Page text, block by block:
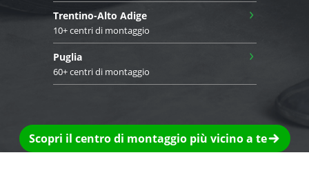
Trentino-Alto Adige
10+ centri di montaggio
›
Puglia
60+ centri di montaggio
›
Scopri il centro di montaggio più vicino a te